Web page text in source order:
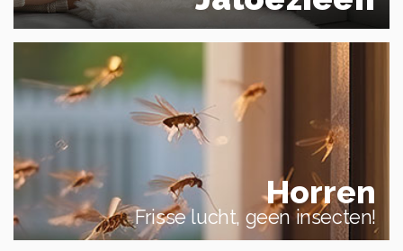
Horren
Frisse lucht, geen insecten!